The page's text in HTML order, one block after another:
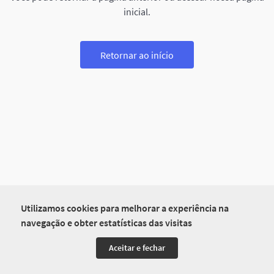
Utilizamos cookies para melhorar a experiência na
navegação e obter estatísticas das visitas
Aceitar e fechar
inicial.
Retornar ao início